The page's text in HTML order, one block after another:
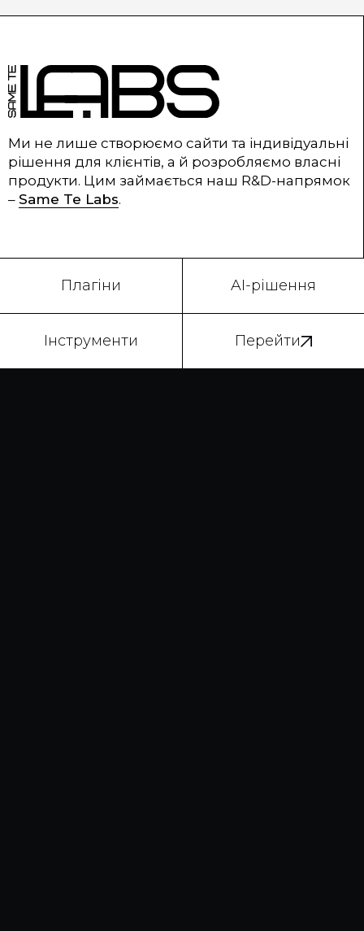
Ми не лише створюємо сайти та індивідуальні
рішення для клієнтів, а й розробляємо власні
продукти. Цим займається наш R&D-напрямок
– Same Te Labs.
Плагіни AI-рішення
Інструменти Перейти